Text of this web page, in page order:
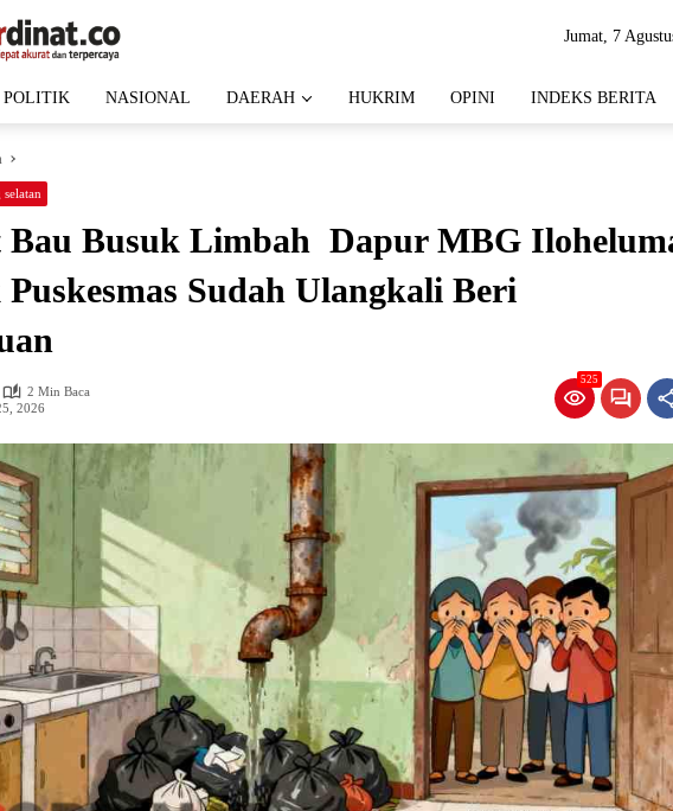
Jumat, 7
POLITIK NASIONAL DAERAH HUKRIM OPINI INDEKS BERITA
Bau Busuk Limbah Dapur MBG
Sudah Ulangkali Beri
2 Min Baca
2026
525